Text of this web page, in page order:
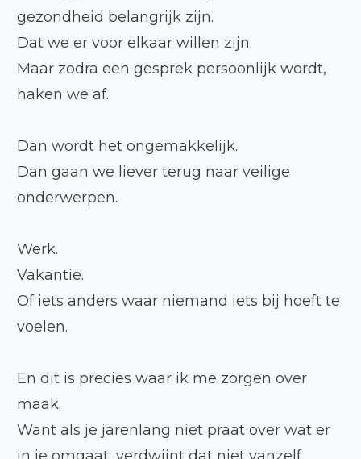
gezondheid belangrijk zijn.
Dat we er voor elkaar willen zijn.
Maar zodra een gesprek persoonlijk wordt,
haken we af.
Dan wordt het ongemakkelijk.
Dan gaan we liever terug naar veilige
onderwerpen.
Werk.
Vakantie.
Of iets anders waar niemand iets bij hoeft te
voelen.
En dit is precies waar ik me zorgen over
maak.
Want als je jarenlang niet praat over wat er